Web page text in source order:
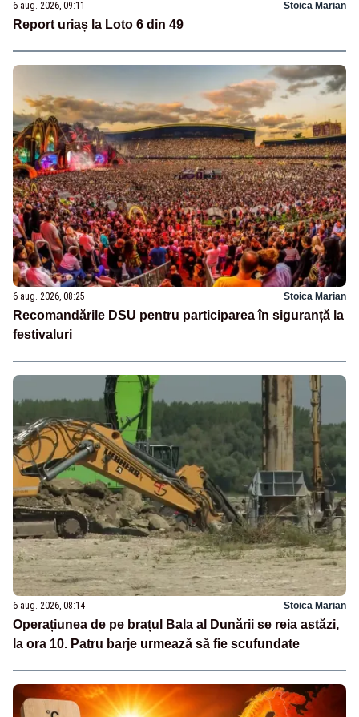
6 aug. 2026, 09:11 Stoica Marian
Report uriaș la Loto 6 din 49
6 aug. 2026, 08:25 Stoica Marian
Recomandările DSU pentru participarea în siguranță la
festivaluri
6 aug. 2026, 08:14 Stoica Marian
Operațiunea de pe brațul Bala al Dunării se reia astăzi,
la ora 10. Patru barje urmează să fie scufundate